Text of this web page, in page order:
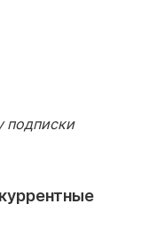
подписки